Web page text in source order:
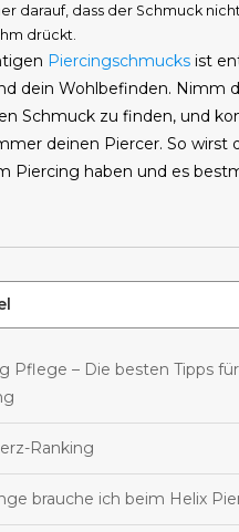
darauf, dass der Schmuck
drückt.
Piercingschmucks ist
dein Wohlbefinden. Nimm
Schmuck zu finden, und
deinen Piercer. So wirst
Piercing haben und es
Pflege – Die besten Tipps
Ranking
brauche ich beim Helix